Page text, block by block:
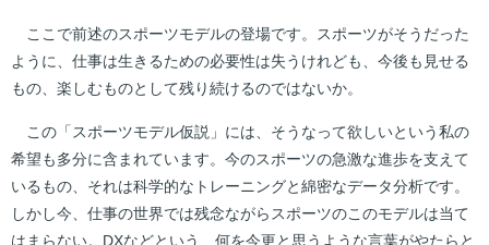
ここで前述のスポーツモデルの登場です。スポーツがそうだった
ように、仕事は生きるための必要性は失うけれども、今後も見せる
もの、楽しむものとして残り続けるのではないか。
この「スポーツモデル仮説」には、そうなって欲しいという私の
希望も多分に含まれています。今のスポーツの急激な進歩を支えて
いるもの、それは科学的なトレーニングと綿密なデータ分析です。
しかし今、仕事の世界では残念ながらスポーツのこのモデルは当て
はまらない。DXなどという、何を今更と思うような言葉がやたらと